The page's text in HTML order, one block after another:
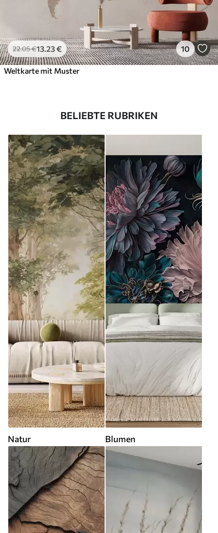
22.05€13 .23€ 10
Weltkarte mit Muster
BELIEBTE RUBRIKEN
Natur Blumen